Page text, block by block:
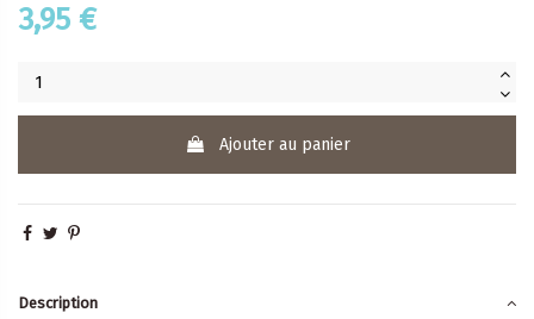
3,95 €
Ajouter au panier
Description